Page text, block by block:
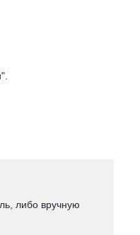
либо вручную